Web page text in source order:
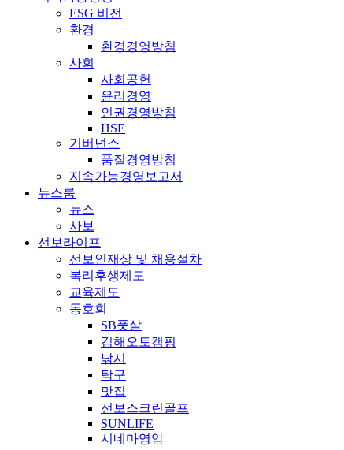
ESG 비전
환경
환경경영방침
사회
사회공헌
윤리경영
인권경영방침
HSE
거버넌스
품질경영방침
지속가능경영보고서
뉴스룸
뉴스
사보
선보라이프
선보인재상 및 채용절차
복리후생제도
교육제도
동호회
SB풋살
김해오토캠핑
낚시
탁구
맛집
선보스크린골프
SUNLIFE
시네마영암